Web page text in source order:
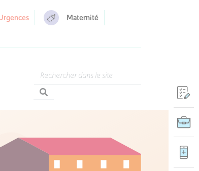
Maternité